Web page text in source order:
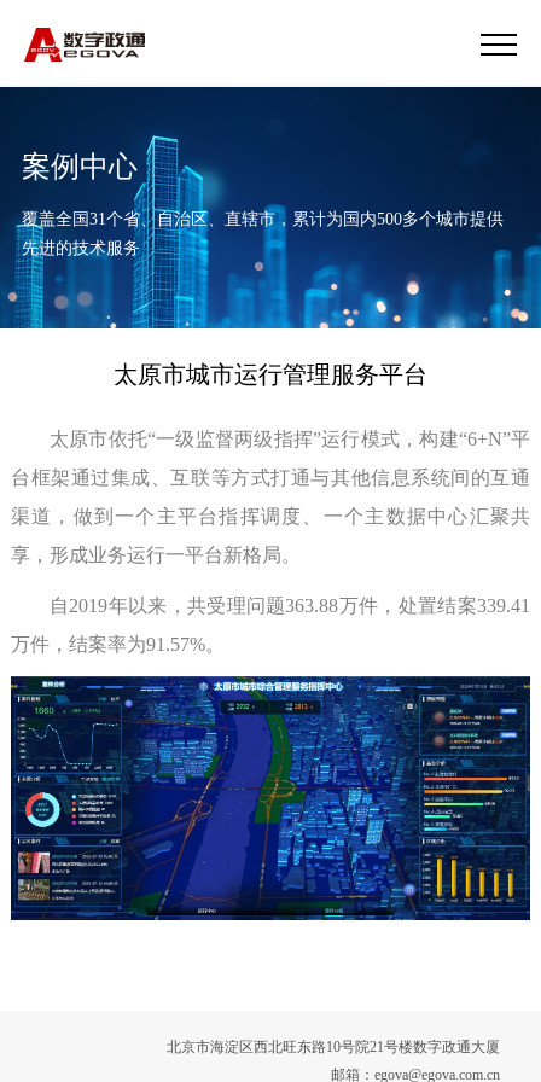
案例中心
覆盖全国31个省、自治区、直辖市，累计为国内500多个城市提供
先进的技术服务
太原市城市运行管理服务平台
太原市依托“一级监督两级指挥”运行模式，构建“6+N”平
台框架通过集成、互联等方式打通与其他信息系统间的互通
渠道，做到一个主平台指挥调度、一个主数据中心汇聚共
享，形成业务运行一平台新格局。
自2019年以来，共受理问题363.88万件，处置结案339.41
万件，结案率为91.57%。
北京市海淀区西北旺东路10号院21号楼数字政通大厦
邮箱：egova@egova.com.cn